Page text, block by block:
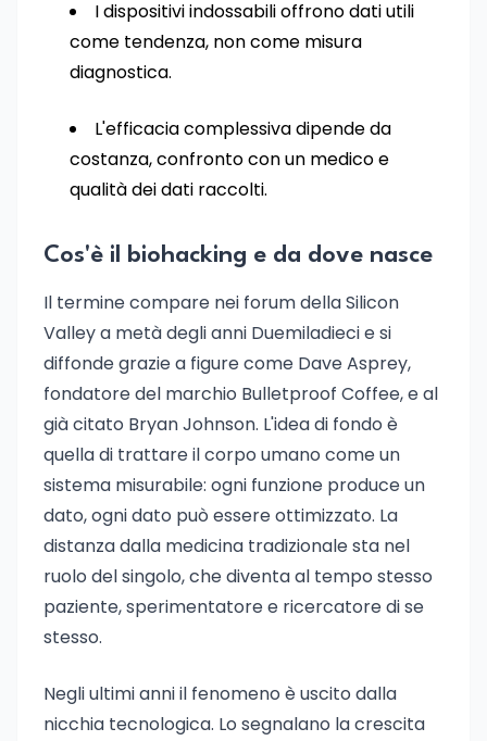
I dispositivi indossabili offrono dati utili
come tendenza, non come misura
diagnostica.
L'efficacia complessiva dipende da
costanza, confronto con un medico e
qualità dei dati raccolti.
Cos'è il biohacking e da dove nasce
Il termine compare nei forum della Silicon
Valley a metà degli anni Duemiladieci e si
diffonde grazie a figure come Dave Asprey,
fondatore del marchio Bulletproof Coffee, e al
già citato Bryan Johnson. L'idea di fondo è
quella di trattare il corpo umano come un
sistema misurabile: ogni funzione produce un
dato, ogni dato può essere ottimizzato. La
distanza dalla medicina tradizionale sta nel
ruolo del singolo, che diventa al tempo stesso
paziente, sperimentatore e ricercatore di se
stesso.
Negli ultimi anni il fenomeno è uscito dalla
nicchia tecnologica. Lo segnalano la crescita